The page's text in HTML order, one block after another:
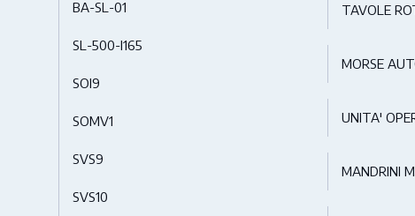
BA-SL-01
SL-500-I165
SOI9
SOMV1
SVS9
SVS10
TAVOLE
MORSE
UNITA'
MANDRINI